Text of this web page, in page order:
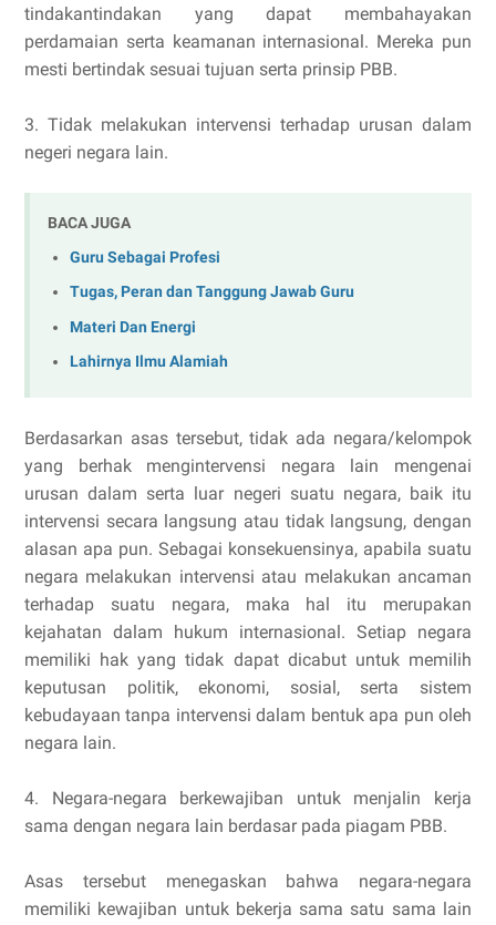
tindakantindakan yang dapat membahayakan
perdamaian serta keamanan internasional. Mereka pun
mesti bertindak sesuai tujuan serta prinsip PBB.
3. Tidak melakukan intervensi terhadap urusan dalam
negeri negara lain.
BACA JUGA
Guru Sebagai Profesi
Tugas, Peran dan Tanggung Jawab Guru
Materi Dan Energi
Lahirnya Ilmu Alamiah
Berdasarkan asas tersebut, tidak ada negara/kelompok
yang berhak mengintervensi negara lain mengenai
urusan dalam serta luar negeri suatu negara, baik itu
intervensi secara langsung atau tidak langsung, dengan
alasan apa pun. Sebagai konsekuensinya, apabila suatu
negara melakukan intervensi atau melakukan ancaman
terhadap suatu negara, maka hal itu merupakan
kejahatan dalam hukum internasional. Setiap negara
memiliki hak yang tidak dapat dicabut untuk memilih
keputusan politik, ekonomi, sosial, serta sistem
kebudayaan tanpa intervensi dalam bentuk apa pun oleh
negara lain.
4. Negara-negara berkewajiban untuk menjalin kerja
sama dengan negara lain berdasar pada piagam PBB.
Asas tersebut menegaskan bahwa negara-negara
memiliki kewajiban untuk bekerja sama satu sama lain